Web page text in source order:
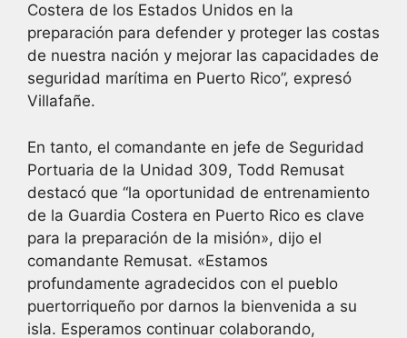
Costera de los Estados Unidos en la
preparación para defender y proteger las costas
de nuestra nación y mejorar las capacidades de
seguridad marítima en Puerto Rico”, expresó
Villafañe.
En tanto, el comandante en jefe de Seguridad
Portuaria de la Unidad 309, Todd Remusat
destacó que “la oportunidad de entrenamiento
de la Guardia Costera en Puerto Rico es clave
para la preparación de la misión», dijo el
comandante Remusat. «Estamos
profundamente agradecidos con el pueblo
puertorriqueño por darnos la bienvenida a su
isla. Esperamos continuar colaborando,